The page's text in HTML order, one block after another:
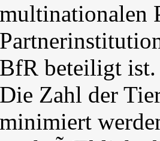
multinationalen
BfR beteiligt ist.
Die Zahl der
minimiert